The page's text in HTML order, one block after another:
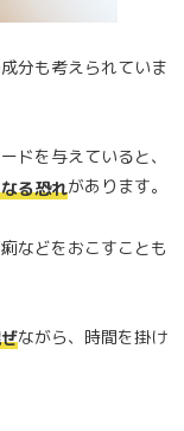
分も考えられていま
ドを与えていると、
る恐れがあります。
などをおこすことも
ながら、時間を掛け